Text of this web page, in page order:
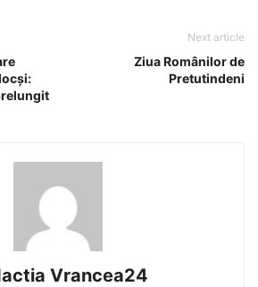
Next article
Ziua Românilor de
Pretutindeni
Vrancea24